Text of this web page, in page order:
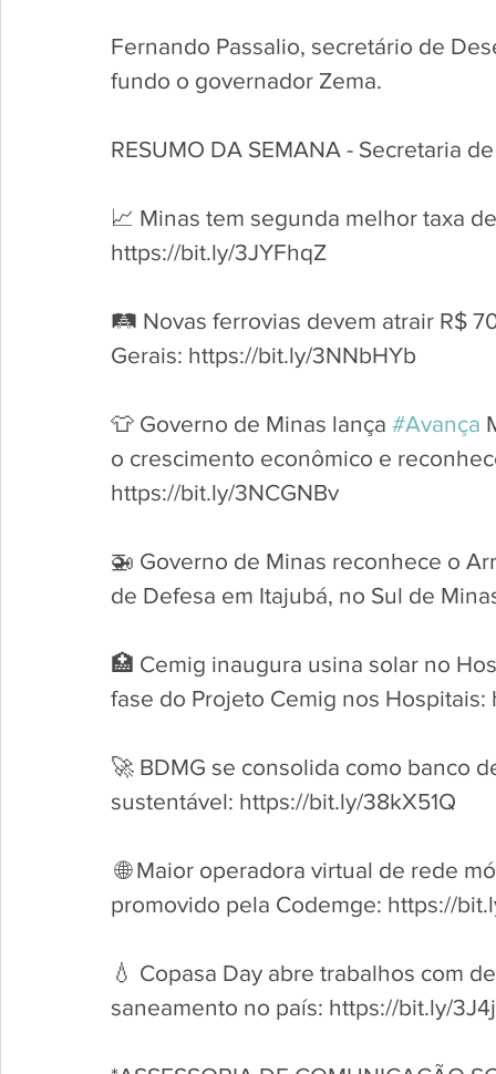
Fernando Passalio, secretário de
fundo o governador Zema.
RESUMO DA SEMANA - Secretaria
📈 Minas tem segunda melhor taxa
https://bit.ly/3JYFhqZ
🛤️ Novas ferrovias devem atrair R$
Gerais: https://bit.ly/3NNbHYb
👕 Governo de Minas lança #Avança
o crescimento econômico e
https://bit.ly/3NCGNBv
🚁 Governo de Minas reconhece o
de Defesa em Itajubá, no Sul de
🏥 Cemig inaugura usina solar no
fase do Projeto Cemig nos
🚀 BDMG se consolida como banco
sustentável: https://bit.ly/38kX51Q
🌐 Maior operadora virtual de rede móvel do Brasil é tema de roadshow
promovido pela Codemge: https://
💧 Copasa Day abre trabalhos com
saneamento no país: https://bit.ly/